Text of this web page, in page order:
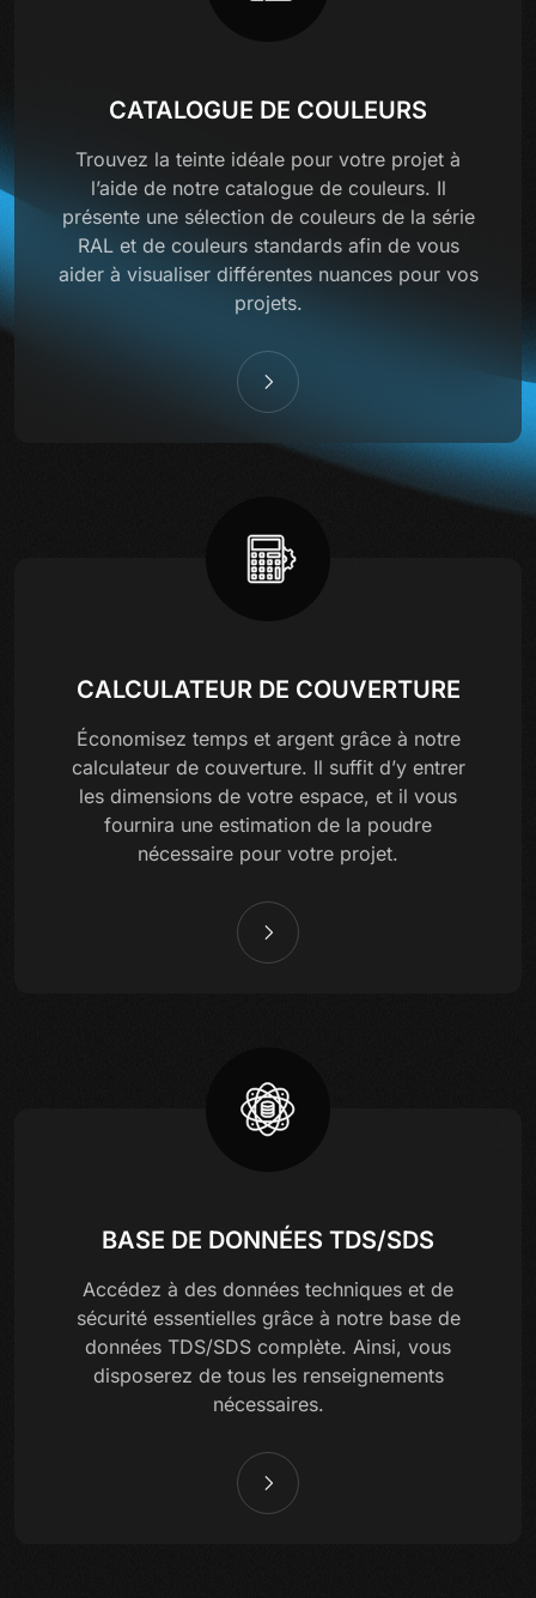
CATALOGUE DE COULEURS
Trouvez la teinte idéale pour votre projet à
l’aide de notre catalogue de couleurs. Il
présente une sélection de couleurs de la série
RAL et de couleurs standards afin de vous
aider à visualiser différentes nuances pour vos
projets.
CALCULATEUR DE COUVERTURE
Économisez temps et argent grâce à notre
calculateur de couverture. Il suffit d’y entrer
les dimensions de votre espace, et il vous
fournira une estimation de la poudre
nécessaire pour votre projet.
BASE DE DONNÉES TDS/SDS
Accédez à des données techniques et de
sécurité essentielles grâce à notre base de
données TDS/SDS complète. Ainsi, vous
disposerez de tous les renseignements
nécessaires.